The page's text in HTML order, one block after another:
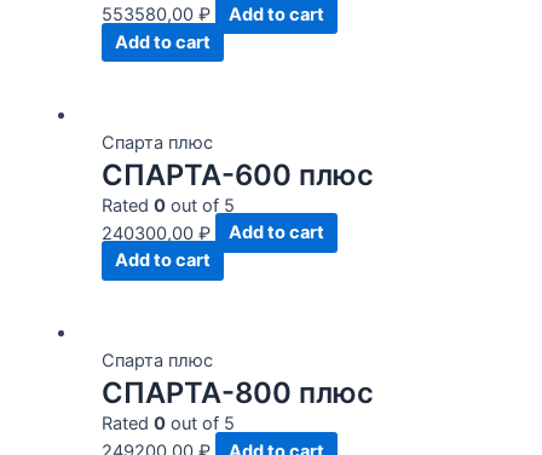
553580,00 ₽
Add to cart
Add to cart
Спарта плюс
СПАРТА-600 плюс
Rated 0out of 5
240300,00 ₽
Add to cart
Add to cart
Спарта плюс
СПАРТА-800 плюс
Rated 0out of 5